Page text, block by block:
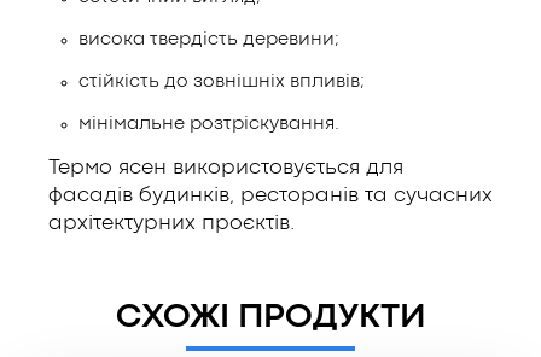
висока твердість деревини;
стійкість до зовнішніх впливів;
мінімальне розтріскування.
Термо ясен використовується для
фасадів будинків, ресторанів та сучасних
архітектурних проєктів.
СХОЖІ ПРОДУКТИ